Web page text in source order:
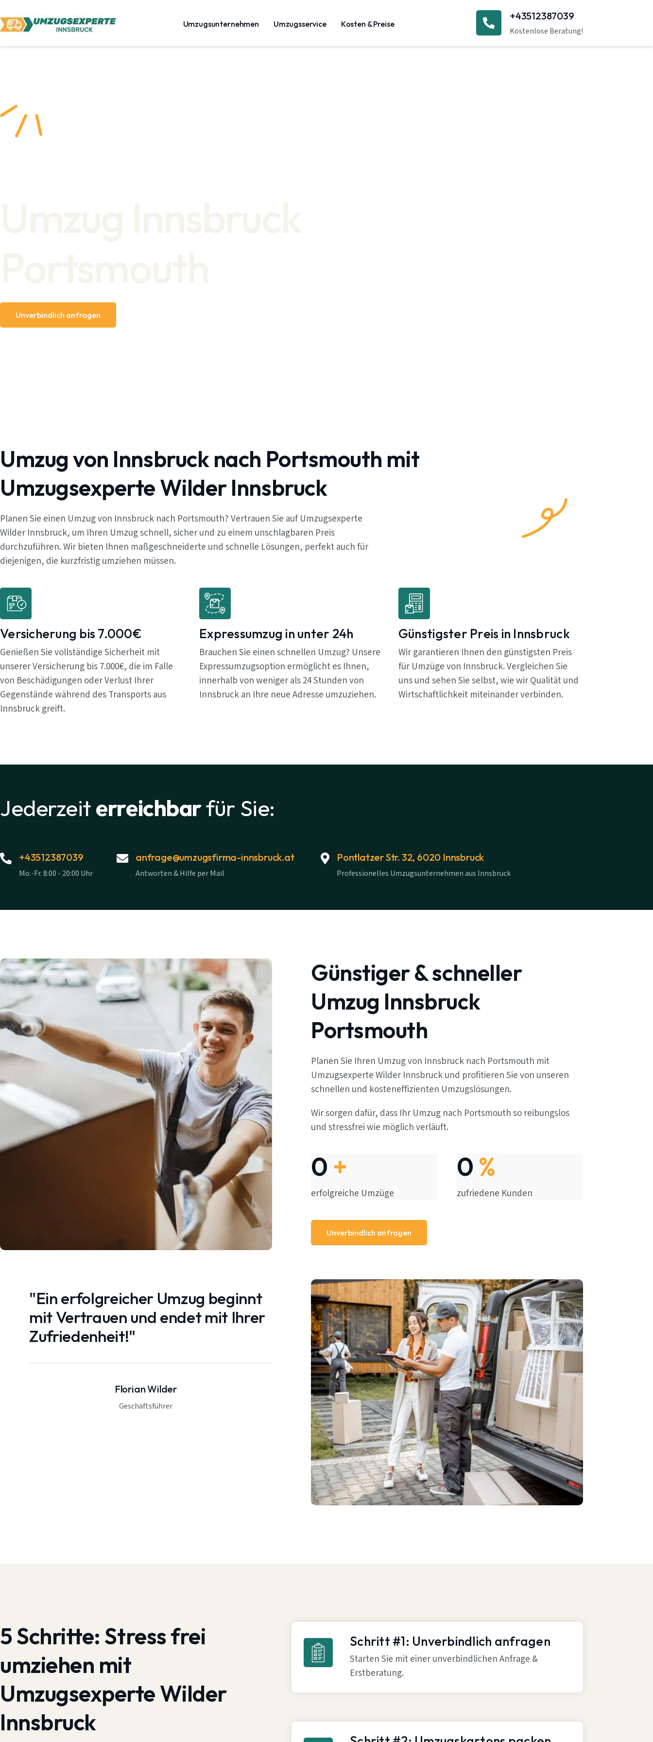
Umzugsunternehmen Umzugsservice Kosten & Preise
+43512387039
Kostenlose Beratung!
Unverbindlich anfragen
Umzug von Innsbruck nach Portsmouth mit
Umzugsexperte Wilder Innsbruck
Planen Sie einen Umzug von Innsbruck nach Portsmouth? Vertrauen Sie auf Umzugsexperte
Wilder Innsbruck, um Ihren Umzug schnell, sicher und zu einem unschlagbaren Preis
durchzuführen. Wir bieten Ihnen maßgeschneiderte und schnelle Lösungen, perfekt auch für
diejenigen, die kurzfristig umziehen müssen.
Versicherung bis 7.000€
Genießen Sie vollständige Sicherheit mit
unserer Versicherung bis 7.000€, die im Falle
von Beschädigungen oder Verlust Ihrer
Gegenstände während des Transports aus
Innsbruck greift.
Expressumzug in unter 24h
Brauchen Sie einen schnellen Umzug? Unsere
Expressumzugsoption ermöglicht es Ihnen,
innerhalb von weniger als 24 Stunden von
Innsbruck an Ihre neue Adresse umzuziehen.
Günstigster Preis in Innsbruck
Wir garantieren Ihnen den günstigsten Preis
für Umzüge von Innsbruck. Vergleichen Sie
uns und sehen Sie selbst, wie wir Qualität und
Wirtschaftlichkeit miteinander verbinden.
Jederzeiterreichbarfür Sie:
+43512387039
Mo.-Fr. 8:00 - 20:00 Uhr
anfrage@umzugsfirma-innsbruck.at
Antworten & Hilfe per Mail
Pontlatzer Str. 32, 6020 Innsbruck
Professionelles Umzugsunternehmen aus Innsbruck
"Ein erfolgreicher Umzug beginnt
mit Vertrauen und endet mit Ihrer
Zufriedenheit!"
Florian Wilder
Geschäftsführer
Günstiger & schneller
Umzug Innsbruck
Portsmouth
Planen Sie Ihren Umzug von Innsbruck nach Portsmouth mit
Umzugsexperte Wilder Innsbruck und profitieren Sie von unseren
schnellen und kosteneffizienten Umzugslösungen.
Wir sorgen dafür, dass Ihr Umzug nach Portsmouth so reibungslos
und stressfrei wie möglich verläuft.
0 +
erfolgreiche Umzüge
0 %
zufriedene Kunden
Unverbindlich anfragen
5 Schritte: Stress frei
umziehen mit
Umzugsexperte Wilder
Innsbruck
Schritt #1: Unverbindlich anfragen
Starten Sie mit einer unverbindlichen Anfrage &
Erstberatung.